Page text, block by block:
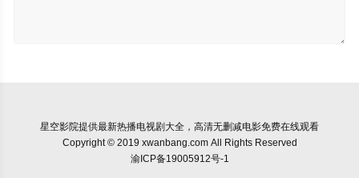
星空影院提供最新热播电视剧大全，高清无删减电影免费在线观看
Copyright © 2019 xwanbang.com All Rights Reserved
渝ICP备19005912号-1